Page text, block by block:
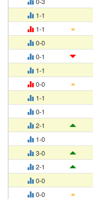
1-1
1-1
=
0-0
0-1
1-1
0-0
=
1-1
0-1
2-1
1-0
3-0
2-1
0-0
0-0
=